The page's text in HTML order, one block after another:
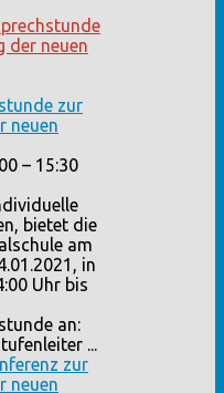
der neuen
zur
neuen
– 15:30
bietet die
am
in
Uhr bis
an:
...
zur
neuen